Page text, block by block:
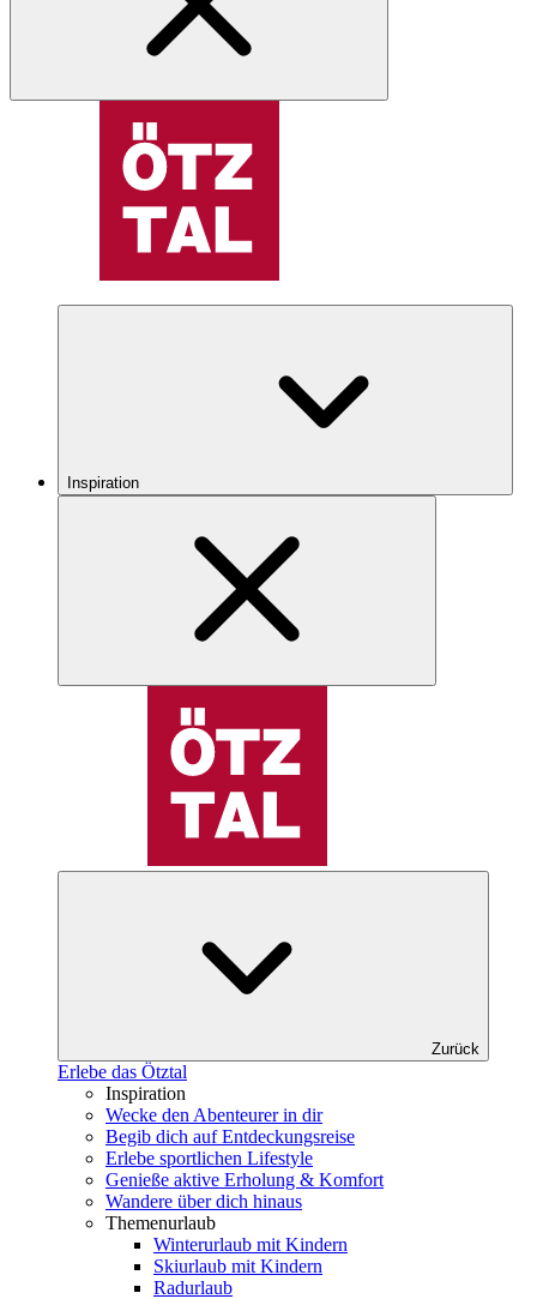
Inspiration
Zurück
Erlebe das Ötztal
Inspiration
Wecke den Abenteurer in dir
Begib dich auf Entdeckungsreise
Erlebe sportlichen Lifestyle
Genieße aktive Erholung & Komfort
Wandere über dich hinaus
Themenurlaub
Winterurlaub mit Kindern
Skiurlaub mit Kindern
Radurlaub